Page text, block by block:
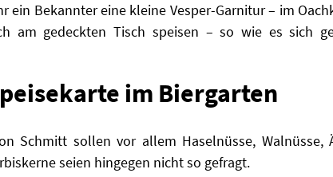
ein Bekannter eine kleine Vesper-Garnitur – im
am gedeckten Tisch speisen – so wie es sich
im Biergarten
Schmitt sollen vor allem Haselnüsse,
seien hingegen nicht so gefragt.